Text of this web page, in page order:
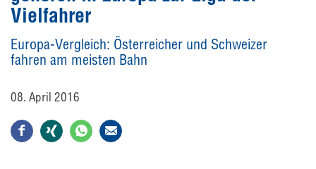
Vielfahrer
Europa-Vergleich: Österreicher und Schweizer
fahren am meisten Bahn
08. April 2016